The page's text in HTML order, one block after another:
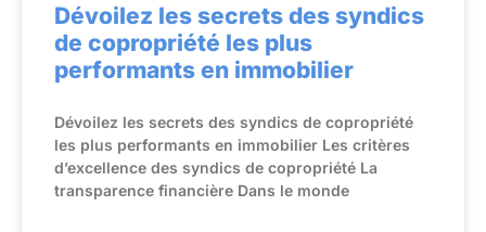
Dévoilez les secrets des syndics
de copropriété les plus
performants en immobilier
Dévoilez les secrets des syndics de copropriété
les plus performants en immobilier Les critères
d’excellence des syndics de copropriété La
transparence financière Dans le monde